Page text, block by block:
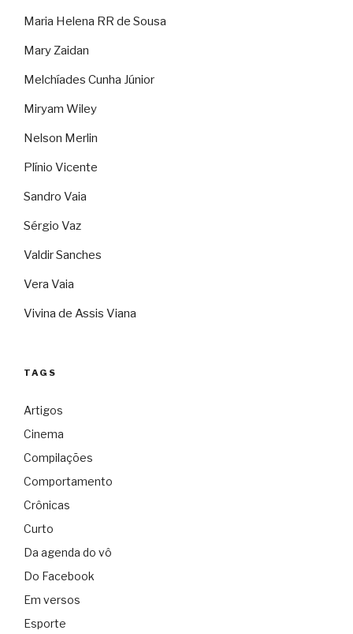
Maria Helena RR de Sousa
Mary Zaidan
Melchíades Cunha Júnior
Miryam Wiley
Nelson Merlin
Plínio Vicente
Sandro Vaia
Sérgio Vaz
Valdir Sanches
Vera Vaia
Vivina de Assis Viana
TAGS
Artigos
Cinema
Compilações
Comportamento
Crônicas
Curto
Da agenda do vô
Do Facebook
Em versos
Esporte